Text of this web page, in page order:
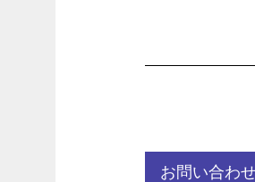
お問い合わ